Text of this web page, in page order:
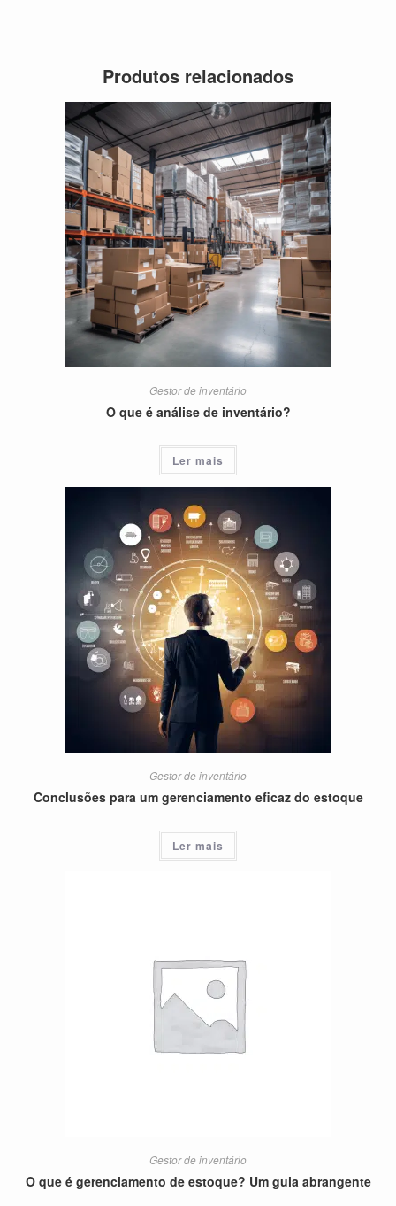
Produtos relacionados
Gestor de inventário
O que é análise de inventário?
Ler mais
Gestor de inventário
Conclusões para um gerenciamento eficaz do estoque
Ler mais
Gestor de inventário
O que é gerenciamento de estoque? Um guia abrangente